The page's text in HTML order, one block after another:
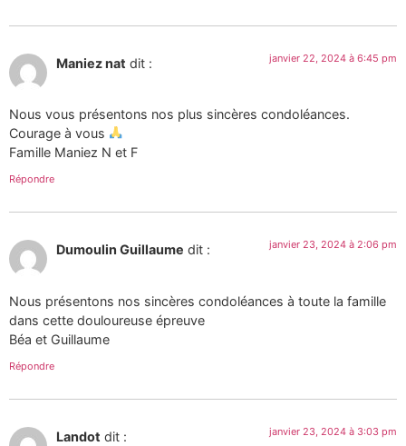
Maniez nat dit : janvier 22, 2024 à 6:45 pm
Nous vous présentons nos plus sincères condoléances.
Courage à vous
Famille Maniez N et F
Répondre
Dumoulin Guillaume dit : janvier 23, 2024 à 2:06 pm
Nous présentons nos sincères condoléances à toute la famille
dans cette douloureuse épreuve
Béa et Guillaume
Répondre
Landot dit : janvier 23, 2024 à 3:03 pm